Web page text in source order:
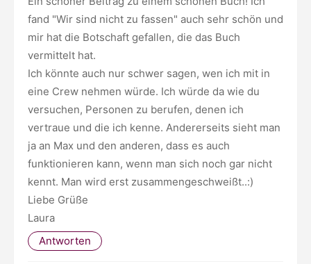
fand "Wir sind nicht zu fassen" auch sehr schön und
mir hat die Botschaft gefallen, die das Buch
vermittelt hat.
Ich könnte auch nur schwer sagen, wen ich mit in
eine Crew nehmen würde. Ich würde da wie du
versuchen, Personen zu berufen, denen ich
vertraue und die ich kenne. Andererseits sieht man
ja an Max und den anderen, dass es auch
funktionieren kann, wenn man sich noch gar nicht
kennt. Man wird erst zusammengeschweißt..:)
Liebe Grüße
Laura
Antworten